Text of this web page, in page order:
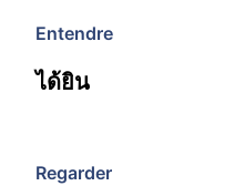
Entendre
ได้ยิน
Regarder